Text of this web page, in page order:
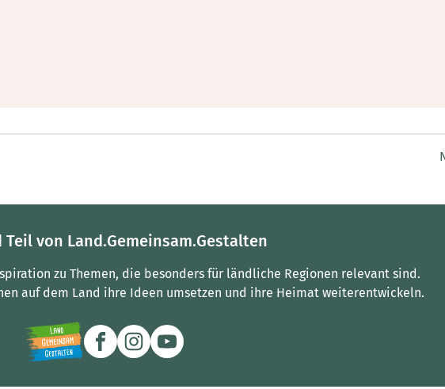
Teil von Land.Gemeinsam.Gestalten
zu Themen, die besonders für ländliche Regionen relevant sind.
auf dem Land ihre Ideen umsetzen und ihre Heimat weiterentwickeln.